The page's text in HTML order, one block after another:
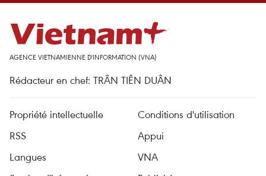
AGENCE VIETNAMIENNE D'INFORMATION (VNA)
Rédacteur en chef: TRÂN TIÊN DUÂN
Propriété intellectuelle
Conditions d'utilisation
RSS
Appui
Langues
VNA